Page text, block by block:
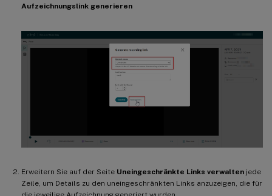
Aufzeichnungslink generieren
Erweitern Sie auf der Seite Uneingeschränkte Links verwalten jede
Zeile, um Details zu den uneingeschränkten Links anzuzeigen, die für